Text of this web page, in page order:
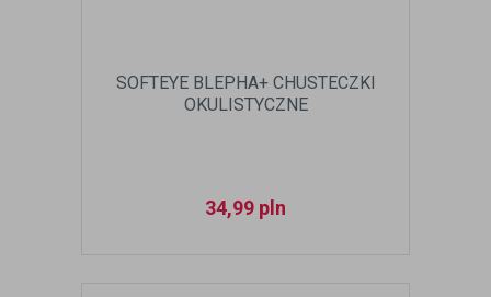
SOFTEYE BLEPHA+ CHUSTECZKI
OKULISTYCZNE
34,99 pln